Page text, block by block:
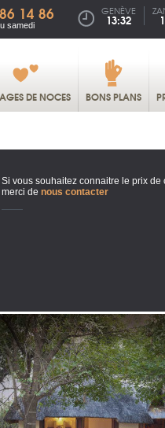
14 86
samedi
GENÈVE
13:32
DE NOCES BONS PLANS
Si vous souhaitez connaitre le prix de
merci de nous contacter